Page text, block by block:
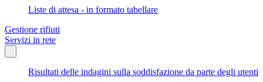
Liste di attesa - in formato tabellare
Gestione rifiuti
Servizi in rete
Risultati delle indagini sulla soddisfazione da parte degli utenti